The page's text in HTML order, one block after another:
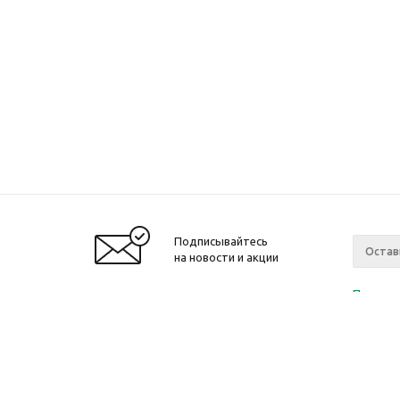
Подписывайтесь
на новости и акции